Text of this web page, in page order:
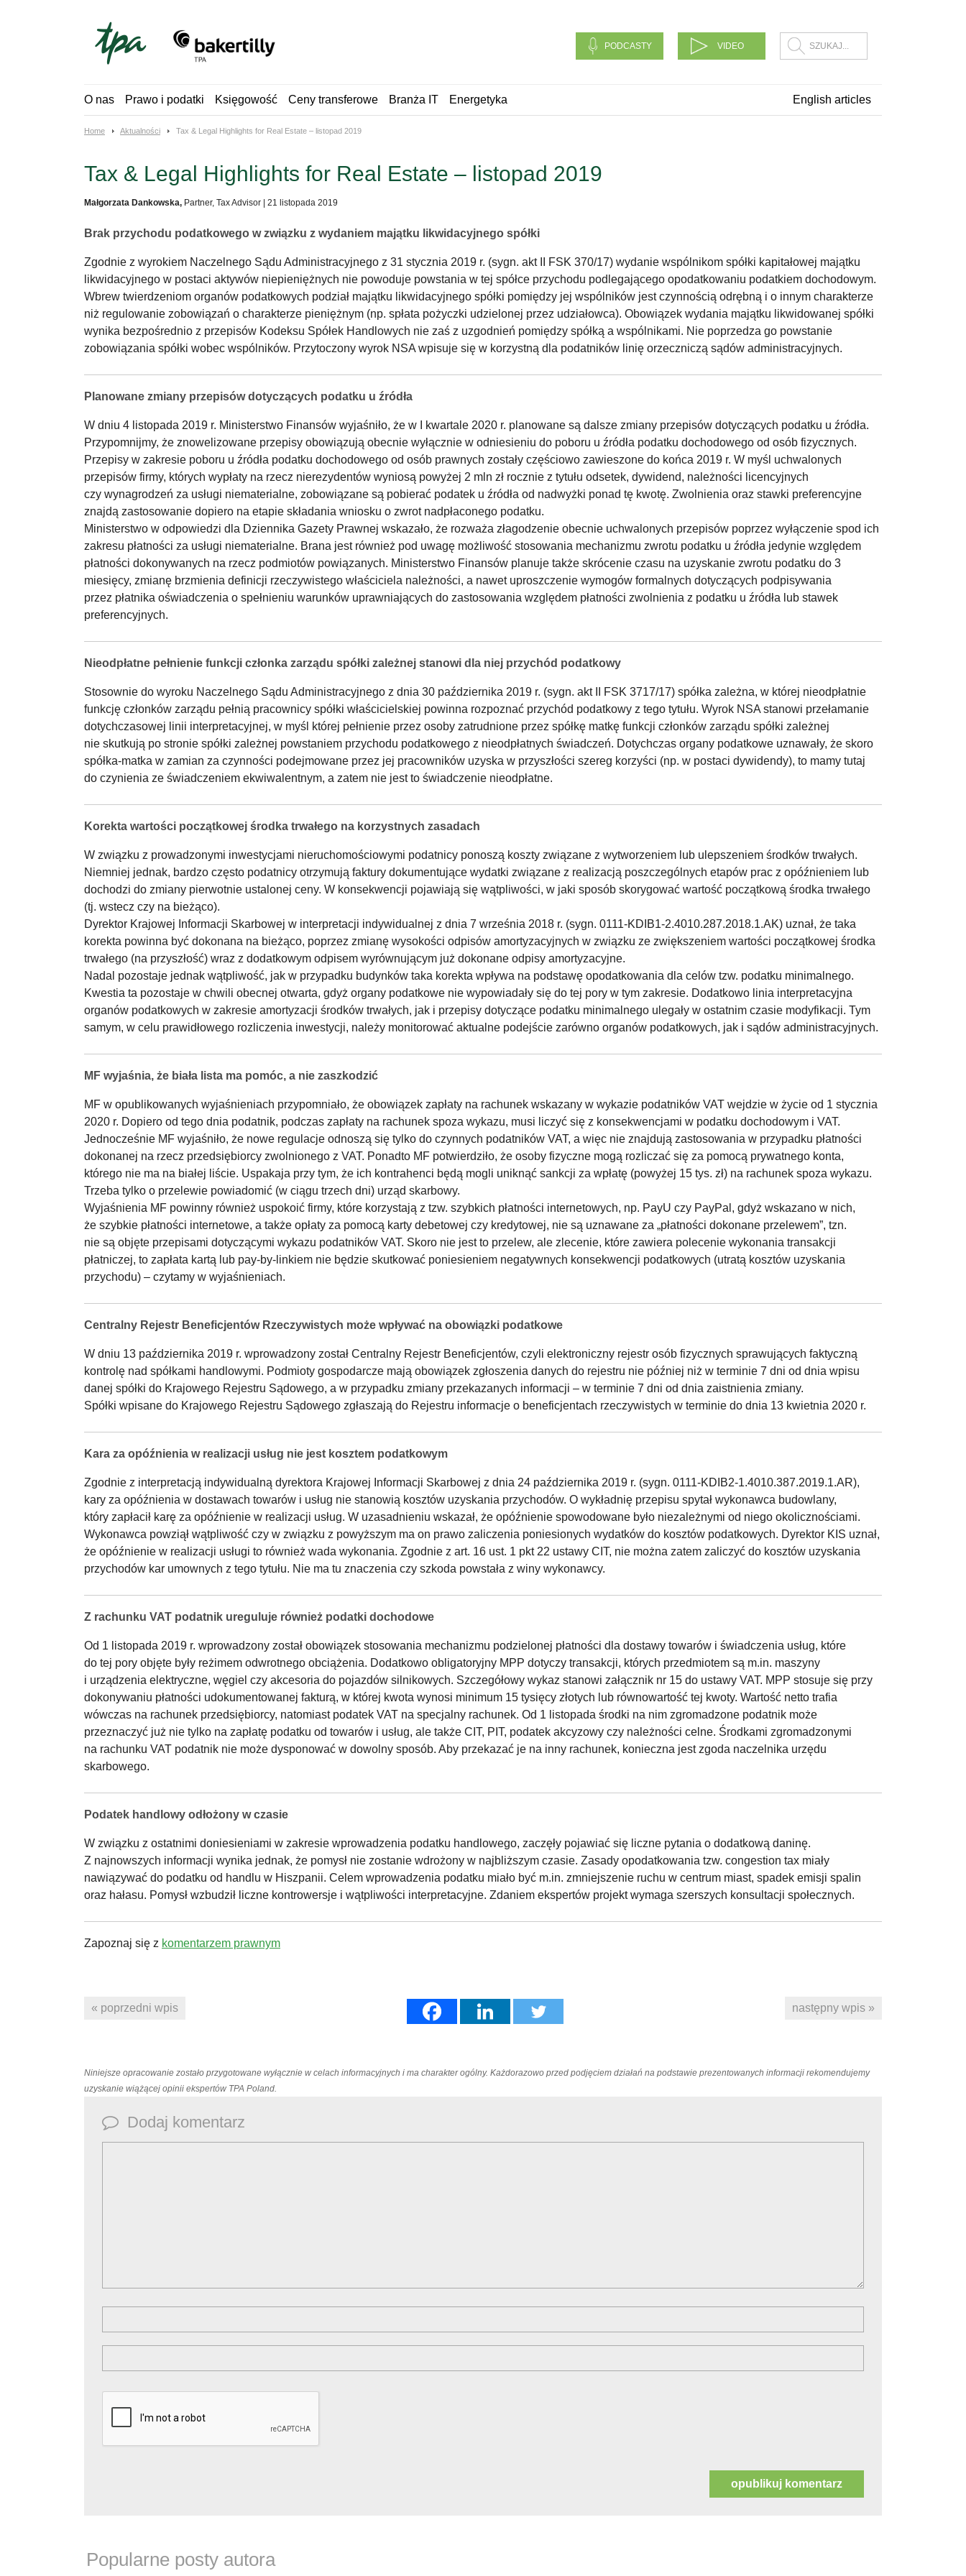
PODCASTY VIDEO
O nas Prawo i podatki Księgowość Ceny transferowe Branża IT Energetyka English articles
Home Aktualności Tax & Legal Highlights for Real Estate – listopad 2019
Tax & Legal Highlights for Real Estate – listopad 2019
Małgorzata Dankowska, Partner, Tax Advisor 21 listopada 2019
Brak przychodu podatkowego w związku z wydaniem majątku likwidacyjnego spółki
Zgodnie z wyrokiem Naczelnego Sądu Administracyjnego z 31 stycznia 2019 r. (sygn. akt II FSK 370/17) wydanie wspólnikom spółki kapitałowej majątku
likwidacyjnego w postaci aktywów niepieniężnych nie powoduje powstania w tej spółce przychodu podlegającego opodatkowaniu podatkiem dochodowym.
Wbrew twierdzeniom organów podatkowych podział majątku likwidacyjnego spółki pomiędzy jej wspólników jest czynnością odrębną i o innym charakterze
niż regulowanie zobowiązań o charakterze pieniężnym (np. spłata pożyczki udzielonej przez udziałowca). Obowiązek wydania majątku likwidowanej spółki
wynika bezpośrednio z przepisów Kodeksu Spółek Handlowych nie zaś z uzgodnień pomiędzy spółką a wspólnikami. Nie poprzedza go powstanie
zobowiązania spółki wobec wspólników. Przytoczony wyrok NSA wpisuje się w korzystną dla podatników linię orzeczniczą sądów administracyjnych.
Planowane zmiany przepisów dotyczących podatku u źródła
W dniu 4 listopada 2019 r. Ministerstwo Finansów wyjaśniło, że w I kwartale 2020 r. planowane są dalsze zmiany przepisów dotyczących podatku u źródła.
Przypomnijmy, że znowelizowane przepisy obowiązują obecnie wyłącznie w odniesieniu do poboru u źródła podatku dochodowego od osób fizycznych.
Przepisy w zakresie poboru u źródła podatku dochodowego od osób prawnych zostały częściowo zawieszone do końca 2019 r. W myśl uchwalonych
przepisów firmy, których wypłaty na rzecz nierezydentów wyniosą powyżej 2 mln zł rocznie z tytułu odsetek, dywidend, należności licencyjnych
czy wynagrodzeń za usługi niematerialne, zobowiązane są pobierać podatek u źródła od nadwyżki ponad tę kwotę. Zwolnienia oraz stawki preferencyjne
znajdą zastosowanie dopiero na etapie składania wniosku o zwrot nadpłaconego podatku.
Ministerstwo w odpowiedzi dla Dziennika Gazety Prawnej wskazało, że rozważa złagodzenie obecnie uchwalonych przepisów poprzez wyłączenie spod ich
zakresu płatności za usługi niematerialne. Brana jest również pod uwagę możliwość stosowania mechanizmu zwrotu podatku u źródła jedynie względem
płatności dokonywanych na rzecz podmiotów powiązanych. Ministerstwo Finansów planuje także skrócenie czasu na uzyskanie zwrotu podatku do 3
miesięcy, zmianę brzmienia definicji rzeczywistego właściciela należności, a nawet uproszczenie wymogów formalnych dotyczących podpisywania
przez płatnika oświadczenia o spełnieniu warunków uprawniających do zastosowania względem płatności zwolnienia z podatku u źródła lub stawek
preferencyjnych.
Nieodpłatne pełnienie funkcji członka zarządu spółki zależnej stanowi dla niej przychód podatkowy
Stosownie do wyroku Naczelnego Sądu Administracyjnego z dnia 30 października 2019 r. (sygn. akt II FSK 3717/17) spółka zależna, w której nieodpłatnie
funkcję członków zarządu pełnią pracownicy spółki właścicielskiej powinna rozpoznać przychód podatkowy z tego tytułu. Wyrok NSA stanowi przełamanie
dotychczasowej linii interpretacyjnej, w myśl której pełnienie przez osoby zatrudnione przez spółkę matkę funkcji członków zarządu spółki zależnej
nie skutkują po stronie spółki zależnej powstaniem przychodu podatkowego z nieodpłatnych świadczeń. Dotychczas organy podatkowe uznawały, że skoro
spółka-matka w zamian za czynności podejmowane przez jej pracowników uzyska w przyszłości szereg korzyści (np. w postaci dywidendy), to mamy tutaj
do czynienia ze świadczeniem ekwiwalentnym, a zatem nie jest to świadczenie nieodpłatne.
Korekta wartości początkowej środka trwałego na korzystnych zasadach
W związku z prowadzonymi inwestycjami nieruchomościowymi podatnicy ponoszą koszty związane z wytworzeniem lub ulepszeniem środków trwałych.
Niemniej jednak, bardzo często podatnicy otrzymują faktury dokumentujące wydatki związane z realizacją poszczególnych etapów prac z opóźnieniem lub
dochodzi do zmiany pierwotnie ustalonej ceny. W konsekwencji pojawiają się wątpliwości, w jaki sposób skorygować wartość początkową środka trwałego
(tj. wstecz czy na bieżąco).
Dyrektor Krajowej Informacji Skarbowej w interpretacji indywidualnej z dnia 7 września 2018 r. (sygn. 0111-KDIB1-2.4010.287.2018.1.AK) uznał, że taka
korekta powinna być dokonana na bieżąco, poprzez zmianę wysokości odpisów amortyzacyjnych w związku ze zwiększeniem wartości początkowej środka
trwałego (na przyszłość) wraz z dodatkowym odpisem wyrównującym już dokonane odpisy amortyzacyjne.
Nadal pozostaje jednak wątpliwość, jak w przypadku budynków taka korekta wpływa na podstawę opodatkowania dla celów tzw. podatku minimalnego.
Kwestia ta pozostaje w chwili obecnej otwarta, gdyż organy podatkowe nie wypowiadały się do tej pory w tym zakresie. Dodatkowo linia interpretacyjna
organów podatkowych w zakresie amortyzacji środków trwałych, jak i przepisy dotyczące podatku minimalnego ulegały w ostatnim czasie modyfikacji. Tym
samym, w celu prawidłowego rozliczenia inwestycji, należy monitorować aktualne podejście zarówno organów podatkowych, jak i sądów administracyjnych.
MF wyjaśnia, że biała lista ma pomóc, a nie zaszkodzić
MF w opublikowanych wyjaśnieniach przypomniało, że obowiązek zapłaty na rachunek wskazany w wykazie podatników VAT wejdzie w życie od 1 stycznia
2020 r. Dopiero od tego dnia podatnik, podczas zapłaty na rachunek spoza wykazu, musi liczyć się z konsekwencjami w podatku dochodowym i VAT.
Jednocześnie MF wyjaśniło, że nowe regulacje odnoszą się tylko do czynnych podatników VAT, a więc nie znajdują zastosowania w przypadku płatności
dokonanej na rzecz przedsiębiorcy zwolnionego z VAT. Ponadto MF potwierdziło, że osoby fizyczne mogą rozliczać się za pomocą prywatnego konta,
którego nie ma na białej liście. Uspakaja przy tym, że ich kontrahenci będą mogli uniknąć sankcji za wpłatę (powyżej 15 tys. zł) na rachunek spoza wykazu.
Trzeba tylko o przelewie powiadomić (w ciągu trzech dni) urząd skarbowy.
Wyjaśnienia MF powinny również uspokoić firmy, które korzystają z tzw. szybkich płatności internetowych, np. PayU czy PayPal, gdyż wskazano w nich,
że szybkie płatności internetowe, a także opłaty za pomocą karty debetowej czy kredytowej, nie są uznawane za „płatności dokonane przelewem”, tzn.
nie są objęte przepisami dotyczącymi wykazu podatników VAT. Skoro nie jest to przelew, ale zlecenie, które zawiera polecenie wykonania transakcji
płatniczej, to zapłata kartą lub pay-by-linkiem nie będzie skutkować poniesieniem negatywnych konsekwencji podatkowych (utratą kosztów uzyskania
przychodu) – czytamy w wyjaśnieniach.
Centralny Rejestr Beneficjentów Rzeczywistych może wpływać na obowiązki podatkowe
W dniu 13 października 2019 r. wprowadzony został Centralny Rejestr Beneficjentów, czyli elektroniczny rejestr osób fizycznych sprawujących faktyczną
kontrolę nad spółkami handlowymi. Podmioty gospodarcze mają obowiązek zgłoszenia danych do rejestru nie później niż w terminie 7 dni od dnia wpisu
danej spółki do Krajowego Rejestru Sądowego, a w przypadku zmiany przekazanych informacji – w terminie 7 dni od dnia zaistnienia zmiany.
Spółki wpisane do Krajowego Rejestru Sądowego zgłaszają do Rejestru informacje o beneficjentach rzeczywistych w terminie do dnia 13 kwietnia 2020 r.
Kara za opóźnienia w realizacji usług nie jest kosztem podatkowym
Zgodnie z interpretacją indywidualną dyrektora Krajowej Informacji Skarbowej z dnia 24 października 2019 r. (sygn. 0111-KDIB2-1.4010.387.2019.1.AR),
kary za opóźnienia w dostawach towarów i usług nie stanowią kosztów uzyskania przychodów. O wykładnię przepisu spytał wykonawca budowlany,
który zapłacił karę za opóźnienie w realizacji usług. W uzasadnieniu wskazał, że opóźnienie spowodowane było niezależnymi od niego okolicznościami.
Wykonawca powziął wątpliwość czy w związku z powyższym ma on prawo zaliczenia poniesionych wydatków do kosztów podatkowych. Dyrektor KIS uznał,
że opóźnienie w realizacji usługi to również wada wykonania. Zgodnie z art. 16 ust. 1 pkt 22 ustawy CIT, nie można zatem zaliczyć do kosztów uzyskania
przychodów kar umownych z tego tytułu. Nie ma tu znaczenia czy szkoda powstała z winy wykonawcy.
Z rachunku VAT podatnik ureguluje również podatki dochodowe
Od 1 listopada 2019 r. wprowadzony został obowiązek stosowania mechanizmu podzielonej płatności dla dostawy towarów i świadczenia usług, które
do tej pory objęte były reżimem odwrotnego obciążenia. Dodatkowo obligatoryjny MPP dotyczy transakcji, których przedmiotem są m.in. maszyny
i urządzenia elektryczne, węgiel czy akcesoria do pojazdów silnikowych. Szczegółowy wykaz stanowi załącznik nr 15 do ustawy VAT. MPP stosuje się przy
dokonywaniu płatności udokumentowanej fakturą, w której kwota wynosi minimum 15 tysięcy złotych lub równowartość tej kwoty. Wartość netto trafia
wówczas na rachunek przedsiębiorcy, natomiast podatek VAT na specjalny rachunek. Od 1 listopada środki na nim zgromadzone podatnik może
przeznaczyć już nie tylko na zapłatę podatku od towarów i usług, ale także CIT, PIT, podatek akcyzowy czy należności celne. Środkami zgromadzonymi
na rachunku VAT podatnik nie może dysponować w dowolny sposób. Aby przekazać je na inny rachunek, konieczna jest zgoda naczelnika urzędu
skarbowego.
Podatek handlowy odłożony w czasie
W związku z ostatnimi doniesieniami w zakresie wprowadzenia podatku handlowego, zaczęły pojawiać się liczne pytania o dodatkową daninę.
Z najnowszych informacji wynika jednak, że pomysł nie zostanie wdrożony w najbliższym czasie. Zasady opodatkowania tzw. congestion tax miały
nawiązywać do podatku od handlu w Hiszpanii. Celem wprowadzenia podatku miało być m.in. zmniejszenie ruchu w centrum miast, spadek emisji spalin
oraz hałasu. Pomysł wzbudził liczne kontrowersje i wątpliwości interpretacyjne. Zdaniem ekspertów projekt wymaga szerszych konsultacji społecznych.
Zapoznaj się z komentarzem prawnym
następny wpis »
« poprzedni wpis
Niniejsze opracowanie zostało przygotowane wyłącznie w celach informacyjnych i ma charakter ogólny. Każdorazowo przed podjęciem działań na podstawie prezentowanych informacji rekomendujemy
uzyskanie wiążącej opinii ekspertów TPA Poland.
Dodaj komentarz
Popularne posty autora